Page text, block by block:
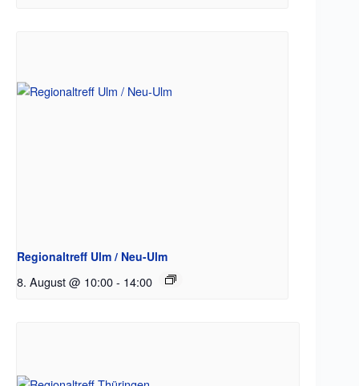
Regionaltreff Ulm / Neu-Ulm
8. August @ 10:00- 14:00